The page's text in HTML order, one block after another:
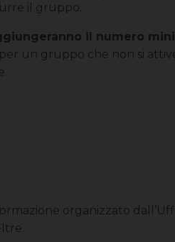
il gruppo.
il numero
un gruppo che non si
organizzato